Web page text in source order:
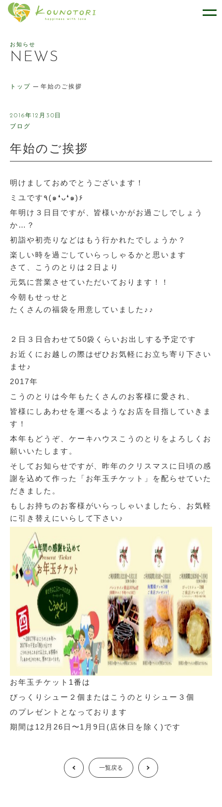
幸せをはこぶケーキのお店 ケー
お知らせ
NEWS
トップ 年始のご挨拶
2016年12月30日
ブログ
年始のご挨拶
明けましておめでとうございます！
ミユです٩(๑❛ᴗ❛๑)۶
年明け３日目ですが、皆様いかがお過ごしでしょう
か…？
初詣や初売りなどはもう行かれたでしょうか？
楽しい時を過ごしていらっしゃるかと思います
さて、こうのとりは２日より
元気に営業させていただいております！！
今朝もせっせと
たくさんの福袋を用意していました♪♪
２日３日合わせて50袋くらいお出しする予定です
お近くにお越しの際はぜひお気軽にお立ち寄り下さい
ませ♪
2017年
こうのとりは今年もたくさんのお客様に愛され、
皆様にしあわせを運べるようなお店を目指していきま
す！
本年もどうぞ、ケーキハウスこうのとりをよろしくお
願いいたします。
そしてお知らせですが、昨年のクリスマスに日頃の感
謝を込めて作った「お年玉チケット」を配らせていた
だきました。
もしお持ちのお客様がいらっしゃいましたら、お気軽
に引き替えにいらして下さい♪
お年玉チケット1番は
びっくりシュー２個またはこうのとりシュー３個
のプレゼントとなっております
期間は12月26日〜1月9日(店休日を除く)です
Prev 一覧戻る Next